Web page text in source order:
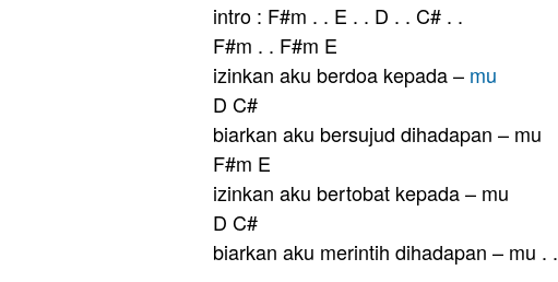
intro : F#m . . E . . D . . C# . .
F#m . . F#m E
izinkan aku berdoa kepada – mu
D C#
biarkan aku bersujud dihadapan – mu
F#m E
izinkan aku bertobat kepada – mu
D C#
biarkan aku merintih dihadapan – mu . .